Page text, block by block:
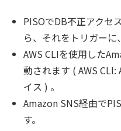
PISOでDB不正アクセ
ら、それをトリガーに、
AWS CLIを使用した
動されます ( AWS CLI:
イス ) 。
Amazon SNS経由で
す。